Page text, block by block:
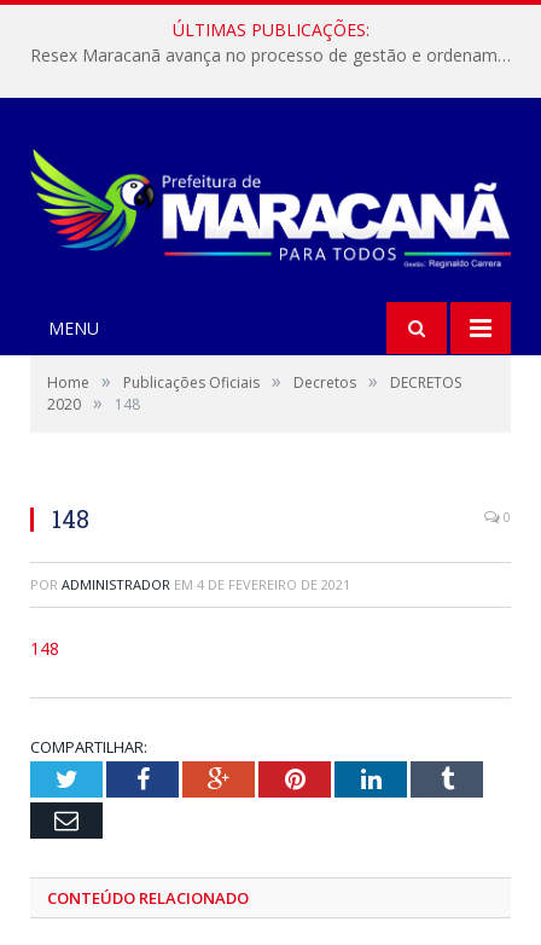
ÚLTIMAS PUBLICAÇÕES:
Resex Maracanã avança no processo de gestão e ordenamento do turismo em nossas áreas protegidas.
MENU
Home » Publicações Oficiais » Decretos »
DECRETOS
2020 » 148
148 0
POR ADMINISTRADOR EM 4 DE FEVEREIRO DE 2021
148
COMPARTILHAR:
TwitterFacebookGoogle+PinterestLinkedInTumblr
Email
CONTEÚDO RELACIONADO